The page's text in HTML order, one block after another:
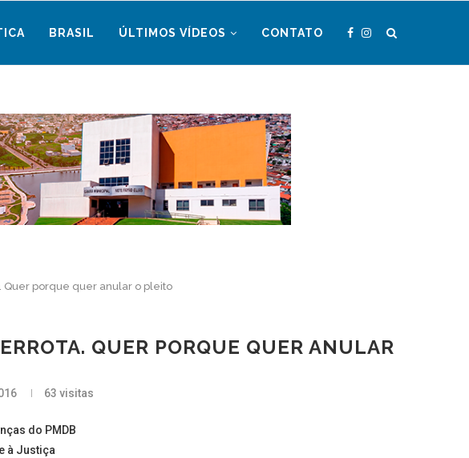
BRASIL ÚLTIMOS VÍDEOS CONTATO
Quer porque quer anular o pleito
QUER PORQUE QUER ANULAR
63 visitas
do PMDB
à Justiça